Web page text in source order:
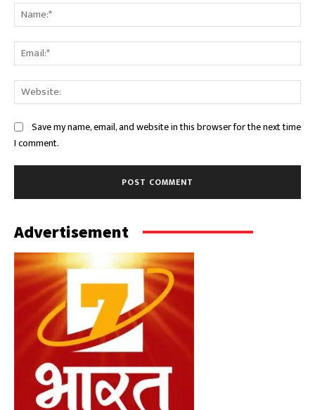
Save my name, email, and website in this browser for the next time
I comment.
Advertisement